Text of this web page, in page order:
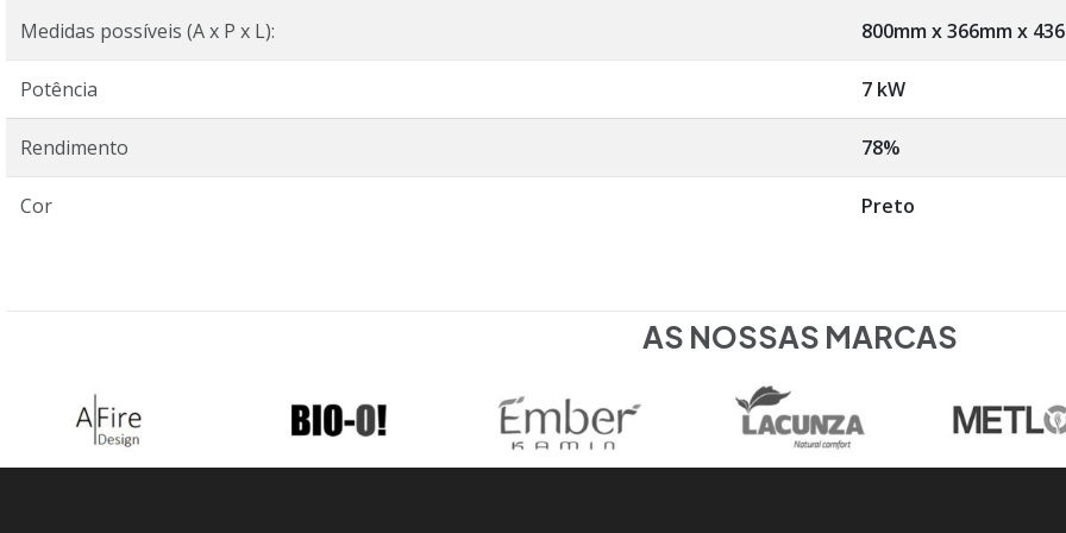
Medidas possíveis (A x P x L): 800mm x 366mm x
Potência 7 kW
Rendimento 78%
Cor Preto
AS NOSSAS MARCAS